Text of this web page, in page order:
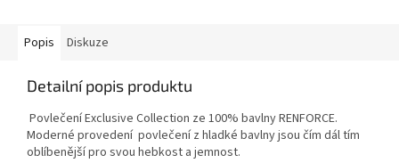
Popis Diskuze
Detailní popis produktu
Povlečení Exclusive Collection ze 100% bavlny RENFORCE.
Moderné provedení povlečení z hladké bavlny jsou čím dál tím
oblíbenější pro svou hebkost a jemnost.